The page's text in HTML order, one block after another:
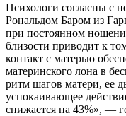
Психологи согласны с
Рональдом Баром из
при постоянном
близости приводит к
контакт с матерью
материнского лона в
ритм шагов матери, ее
успокаивающее
снижается на 43%», —